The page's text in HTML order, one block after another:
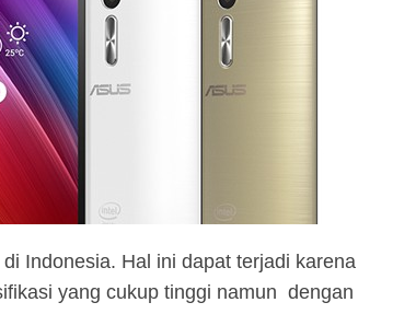
Indonesia. Hal ini dapat terjadi karena
yang cukup tinggi namun dengan